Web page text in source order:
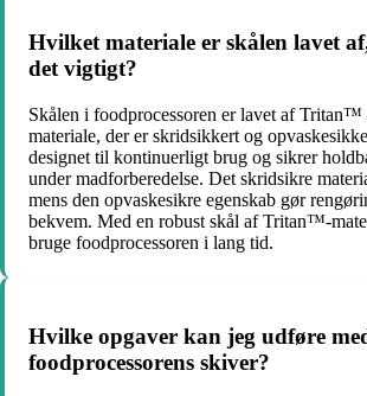
Hvilket materiale er skålen lavet
det vigtigt?
Skålen i foodprocessoren er lavet af
materiale, der er skridsikkert og
designet til kontinuerligt brug og sikrer
under madforberedelse. Det skridsikre
mens den opvaskesikre egenskab gør
bekvem. Med en robust skål af Tritan™-
bruge foodprocessoren i lang tid.
Hvilke opgaver kan jeg udføre
foodprocessorens skiver?